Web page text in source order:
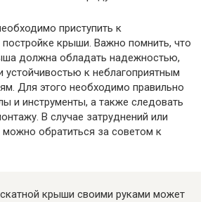
приступить к
постройке крыши. Важно помнить, что
должна обладать надежностью,
устойчивостью к неблагоприятным
Для этого необходимо правильно
и инструменты, а также следовать
В случае затруднений или
можно обратиться за советом к
крыши своими руками может